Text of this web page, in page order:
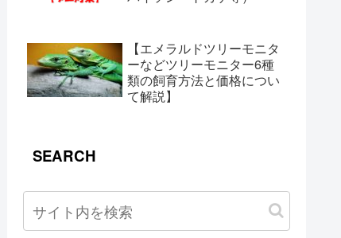
【エメラルドツリーモニタ
ーなどツリーモニター6種
類の飼育方法と価格につい
て解説】
SEARCH